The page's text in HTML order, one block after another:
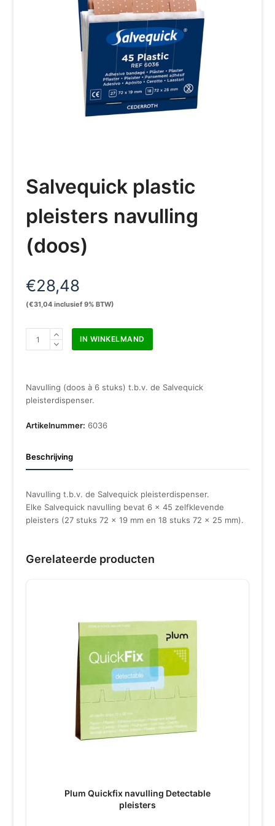
Salvequick plastic
pleisters navulling
(doos)
€28,48
(€31,04 inclusief 9% BTW)
Salvequick
(doos)
aantal
IN WINKELMAND
Navulling (doos à 6 stuks) t.b.v. de Salvequick
pleisterdispenser.
Artikelnummer: 6036
Beschrijving
Navulling t.b.v. de Salvequick pleisterdispenser.
Elke Salvequick navulling bevat 6 x 45 zelfklevende
pleisters (27 stuks 72 x 19 mm en 18 stuks 72 x 25 mm).
Gerelateerde producten
Plum Quickfix navulling Detectable
pleisters